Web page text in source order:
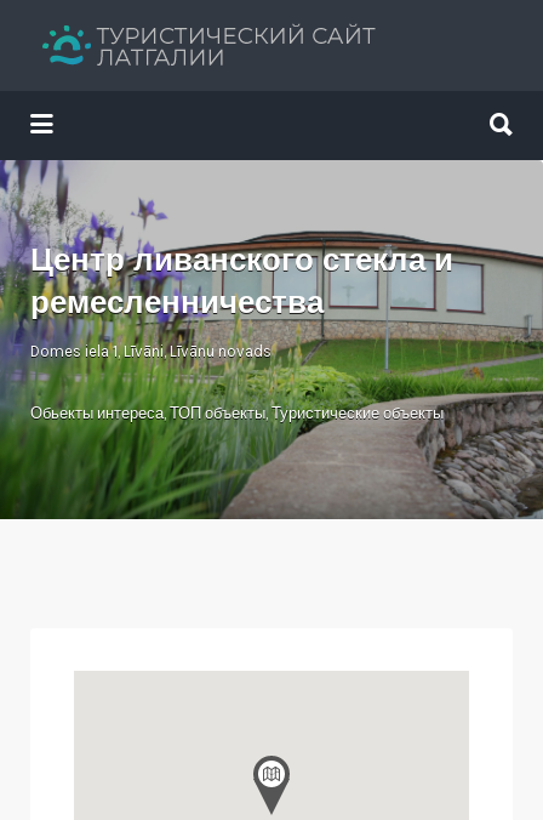
Путеводитель твоего отдыха
Искать:
Центр ливанского стекла и
ремесленничества
Domes iela 1, Līvāni, Līvānu novads
Обьекты интереса,ТОП объекты,Туристические объекты